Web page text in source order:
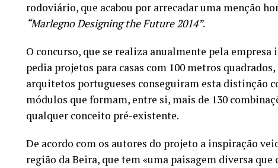
rodoviário, que acabou por arrecadar uma menção
“Marlegno Designing the Future 2014”.
O concurso, que se realiza anualmente pela
pedia projetos para casas com 100 metros
arquitetos portugueses conseguiram esta distinção
módulos que formam, entre si, mais de 130
qualquer conceito pré-existente.
De acordo com os autores do projeto a inspiração
região da Beira, que tem «uma paisagem diversa